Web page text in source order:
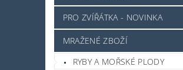
PRO ZVÍŘÁTKA - NOVINKA
MRAŽENÉ ZBOŽÍ
RYBY A MOŘSKÉ PLODY